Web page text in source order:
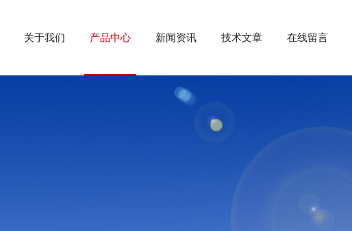
关于我们 产品中心 新闻资讯 技术文章 在线留言